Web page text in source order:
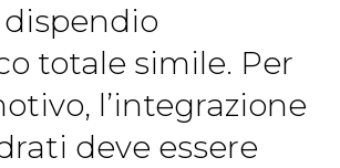
totale simile. Per
l’integrazione
deve essere